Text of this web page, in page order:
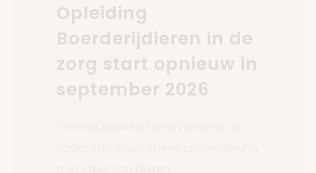
Opleiding
Boerderijdieren in de
zorg start opnieuw in
september 2026